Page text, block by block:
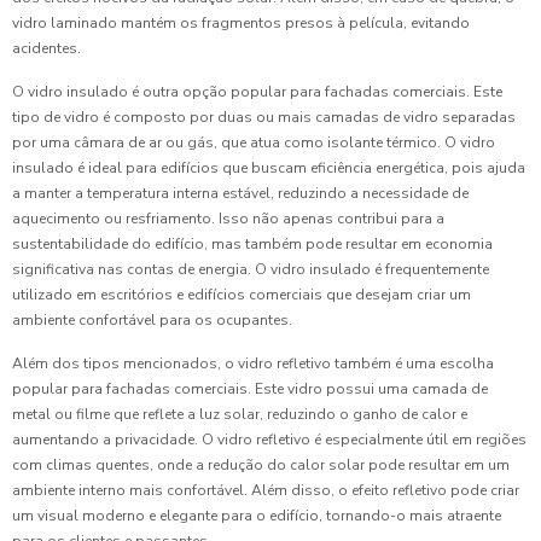
vidro laminado mantém os fragmentos presos à película, evitando
acidentes.
O vidro insulado é outra opção popular para fachadas comerciais. Este
tipo de vidro é composto por duas ou mais camadas de vidro separadas
por uma câmara de ar ou gás, que atua como isolante térmico. O vidro
insulado é ideal para edifícios que buscam eficiência energética, pois ajuda
a manter a temperatura interna estável, reduzindo a necessidade de
aquecimento ou resfriamento. Isso não apenas contribui para a
sustentabilidade do edifício, mas também pode resultar em economia
significativa nas contas de energia. O vidro insulado é frequentemente
utilizado em escritórios e edifícios comerciais que desejam criar um
ambiente confortável para os ocupantes.
Além dos tipos mencionados, o vidro refletivo também é uma escolha
popular para fachadas comerciais. Este vidro possui uma camada de
metal ou filme que reflete a luz solar, reduzindo o ganho de calor e
aumentando a privacidade. O vidro refletivo é especialmente útil em regiões
com climas quentes, onde a redução do calor solar pode resultar em um
ambiente interno mais confortável. Além disso, o efeito refletivo pode criar
um visual moderno e elegante para o edifício, tornando-o mais atraente